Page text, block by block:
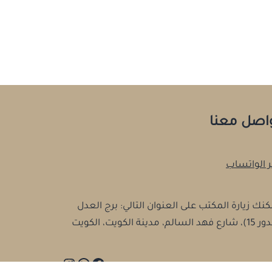
معنا
الواتساب
زيارة المكتب على العنوان التالي: برج العدل
مدينة الكويت، الكويت